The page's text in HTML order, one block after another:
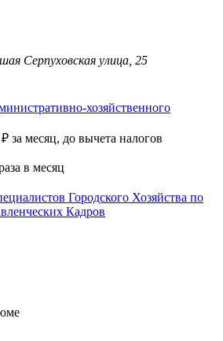
Серпуховская улица, 25
хозяйственного
₽ за месяц, до вычета налогов
в месяц
Городского Хозяйства по
Кадров